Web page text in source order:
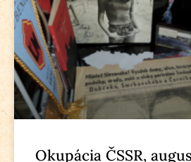
Okupácia ČSSR,